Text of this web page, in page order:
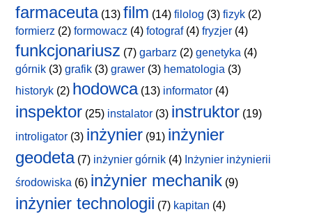
farmaceuta(13) film (14) filolog (3) fizyk (2)
formierz (2) formowacz (4) fotograf(4) fryzjer (4)
funkcjonariusz (7) garbarz (2) genetyka (4)
górnik (3) grafik (3) grawer (3) hematologia (3)
historyk (2) hodowca(13) informator (4)
inspektor (25) instalator (3) instruktor (19)
introligator (3) inżynier (91) inżynier
geodeta(7) inżynier górnik (4) Inżynier inżynierii
środowiska (6) inżynier mechanik (9)
inżynier technologii (7) kapitan (4)